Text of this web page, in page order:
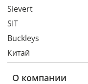
Sievert
SIT
Buckleys
Китай
О компании